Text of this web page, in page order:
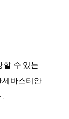
할 수 있는
세바스티안
.